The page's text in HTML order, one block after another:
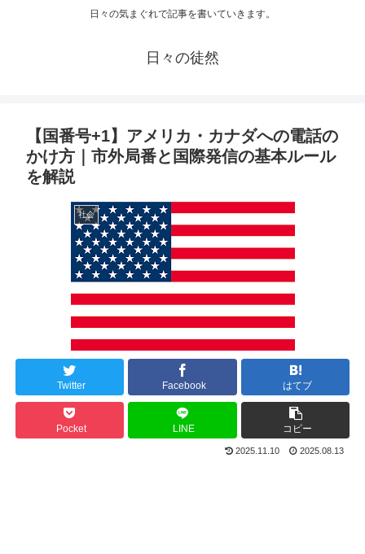
日々の気まぐれで記事を書いていきます。
日々の徒然
【国番号+1】アメリカ・カナダへの電話の
かけ方｜市外局番と国際発信の基本ルール
を解説
社会
Twitter Facebook はてブ
Pocket LINE コピー
2025.11.10 2025.08.13